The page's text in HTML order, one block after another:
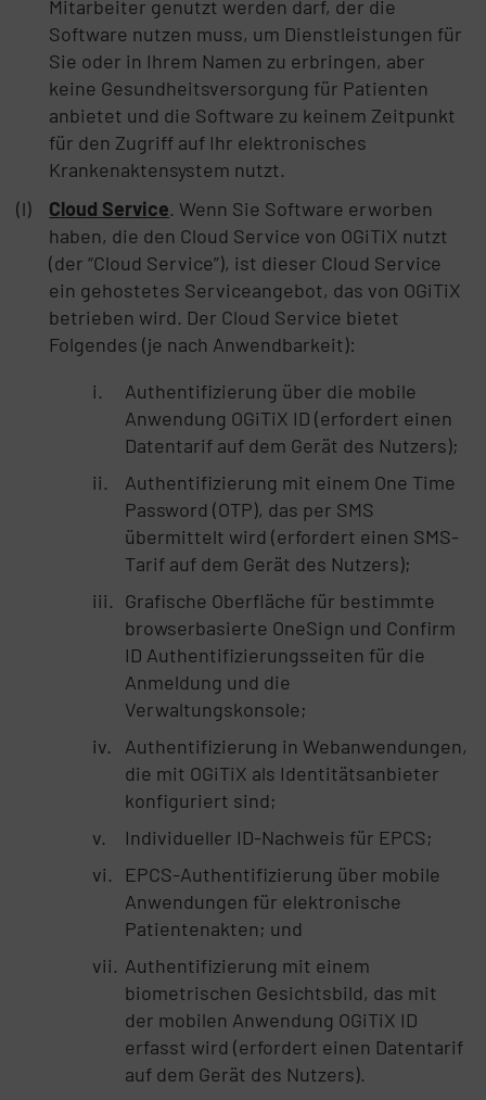
Mitarbeiter genutzt werden darf, der die
Software nutzen muss, um Dienstleistungen für
Sie oder in Ihrem Namen zu erbringen, aber
keine Gesundheitsversorgung für Patienten
anbietet und die Software zu keinem Zeitpunkt
für den Zugriff auf Ihr elektronisches
Krankenaktensystem nutzt.
Cloud Service. Wenn Sie Software erworben
haben, die den Cloud Service von OGiTiX nutzt
(der “Cloud Service”), ist dieser Cloud Service
ein gehostetes Serviceangebot, das von OGiTiX
betrieben wird. Der Cloud Service bietet
Folgendes (je nach Anwendbarkeit):
Authentifizierung über die mobile
Anwendung OGiTiX ID (erfordert einen
Datentarif auf dem Gerät des Nutzers);
Authentifizierung mit einem One Time
Password (OTP), das per SMS
übermittelt wird (erfordert einen SMS-
Tarif auf dem Gerät des Nutzers);
Grafische Oberfläche für bestimmte
browserbasierte OneSign und Confirm
ID Authentifizierungsseiten für die
Anmeldung und die
Verwaltungskonsole;
Authentifizierung in Webanwendungen,
die mit OGiTiX als Identitätsanbieter
konfiguriert sind;
Individueller ID-Nachweis für EPCS;
EPCS-Authentifizierung über mobile
Anwendungen für elektronische
Patientenakten; und
Authentifizierung mit einem
biometrischen Gesichtsbild, das mit
der mobilen Anwendung OGiTiX ID
erfasst wird (erfordert einen Datentarif
auf dem Gerät des Nutzers).